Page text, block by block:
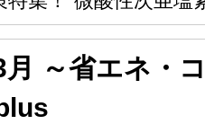
～省エネ・